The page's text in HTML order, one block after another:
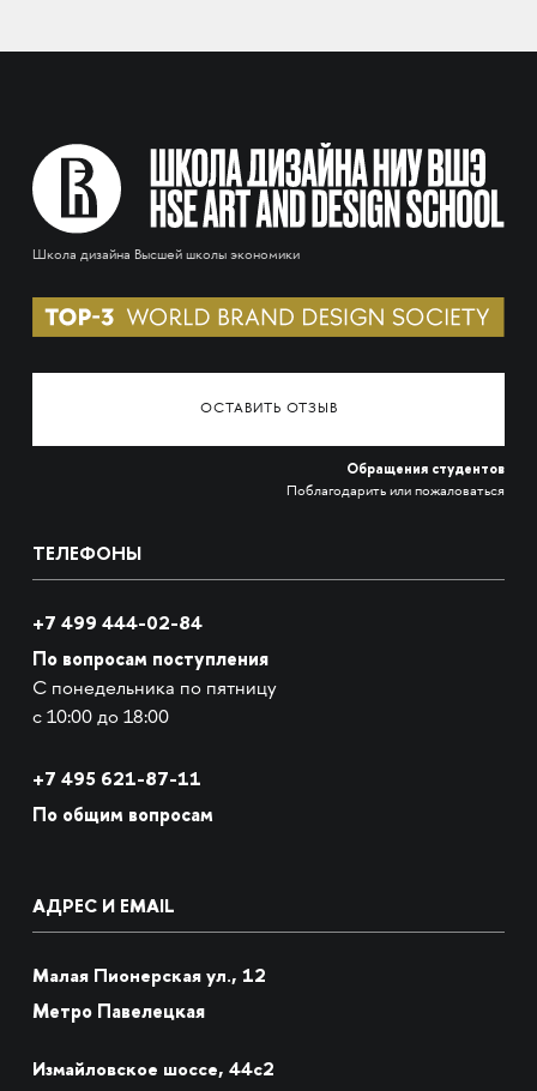
Школа дизайна Высшей школы экономики
ОСТАВИТЬ ОТЗЫВ
Обращения студентов
Поблагодарить или пожаловаться
ТЕЛЕФОНЫ
+7 499 444-02-84
По вопросам поступления
С понедельника по пятницу
с 10:00 до 18:00
+7 495 621-87-11
По общим вопросам
АДРЕС И EMAIL
Малая Пионерская ул., 12
Метро Павелецкая
Измайловское шоссе, 44с2